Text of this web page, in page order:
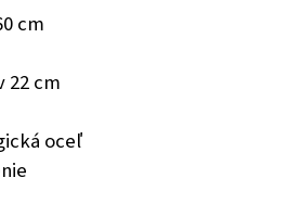
cm
22 cm
oceľ